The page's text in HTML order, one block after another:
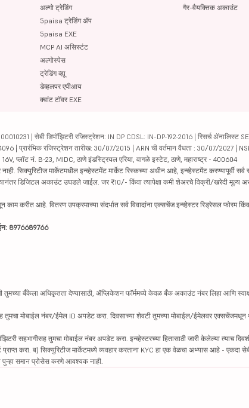
अल्गो ट्रेडिंग
5paisa ट्रेडिंग ॲप
5paisa EXE
MCP AI असिस्टंट
अल्गोस्पेस
ट्रेडिंग व्ह्यू
डेव्हलपर एपीआय
क्वांट टॉवर EXE
गैर-वैयक्तिक अकाउंट
| सेबी डिपॉझिटरी रजिस्ट्रेशन: IN DP CDSL: IN-DP-192-2016 | रिसर्च ॲनालिस्ट
| प्रारंभिक रजिस्ट्रेशन तारीख: 30/07/2015 | ARN ची वर्तमान वैधता : 30/07/2027 |
प्लॉट नं. B-23, MIDC, ठाणे इंडस्ट्रियल एरिया, वागळे इस्टेट, ठाणे, महाराष्ट्र - 400604
मार्केटमधील इन्व्हेस्टमेंट मार्केट रिस्कच्या अधीन आहे, इन्व्हेस्टमेंट करण्यापूर्वी
डिजिटल अकाउंट उघडले जाईल. जर ₹10/- किंवा त्यापेक्षा कमी शेअरचे विक्री/खरेदी
आहे. वितरण उपक्रमाच्या संदर्भात सर्व विवादांना एक्सचेंज इन्व्हेस्टर रिड्रेसल फोरम
8976689766
तुमच्या बँकेला अधिकृतता देण्यासाठी, ॲप्लिकेशन फॉर्ममध्ये केवळ बँक अकाउंट नंबर लिहा आणि
मोबाईल नंबर/ईमेल ID अपडेट करा. दिवसाच्या शेवटी तुमच्या मोबाईल/ईमेलवर एक्सचेंजमधून
सहभागीसह तुमचा मोबाईल नंबर अपडेट करा. इन्व्हेस्टरच्या हितासाठी जारी केलेल्या त्याच
करा. ब) सिक्युरिटीज मार्केटमध्ये व्यवहार करताना KYC हा एक वेळचा अभ्यास आहे - एकदा
पुन्हा समान प्रोसेस करणे आवश्यक नाही.